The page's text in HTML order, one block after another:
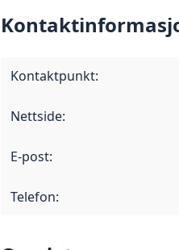
Kontaktpunkt:
Nettside:
E-post:
Telefon: